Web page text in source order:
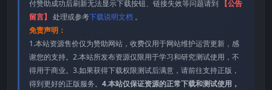
付赞助成功后刷新无法显示下载按钮、链接失效等问题请到
【公告
留言】 处理或参考下载说明文档 。
免责声明：
1.本站资源售价仅为赞助网站，收费仅用于网站维护运营更新，感
谢您的支持。2.本站所发布资源仅限用于学习和研究测试使用，不
得用于商业。3.如果获得下载权限测试后满意，请前往支持正版，
得到更好的正版服务。 4.本站仅保证资源的正常下载和测试使用，